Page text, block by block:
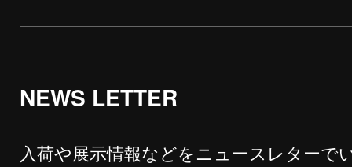
NEWS LETTER
入荷や展示情報などをニュースレターで